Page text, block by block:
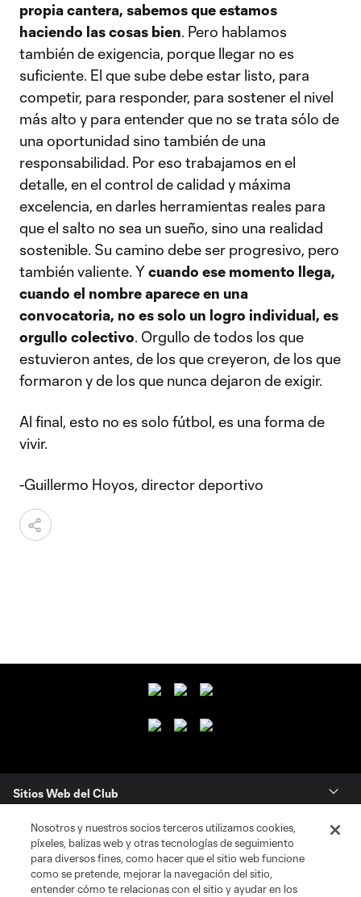
propia cantera, sabemos que estamos
haciendo las cosas bien. Pero hablamos
también de exigencia, porque llegar no es
suficiente. El que sube debe estar listo, para
competir, para responder, para sostener el nivel
más alto y para entender que no se trata sólo de
una oportunidad sino también de una
responsabilidad. Por eso trabajamos en el
detalle, en el control de calidad y máxima
excelencia, en darles herramientas reales para
que el salto no sea un sueño, sino una realidad
sostenible. Su camino debe ser progresivo, pero
también valiente. Ycuando ese momento llega,
cuando el nombre aparece en una
convocatoria, no es solo un logro individual, es
orgullo colectivo. Orgullo de todos los que
estuvieron antes, de los que creyeron, de los que
formaron y de los que nunca dejaron de exigir.
Al final, esto no es solo fútbol, es una forma de
vivir.
-Guillermo Hoyos, director deportivo
Sitios Web del Club
Club
Tickets
Nosotros y nuestros socios terceros utilizamos cookies,
píxeles, balizas web y otras tecnologías de seguimiento
para diversos fines, como hacer que el sitio web funcione
como se pretende, mejorar la navegación del sitio,
entender cómo te relacionas con el sitio y ayudar en los